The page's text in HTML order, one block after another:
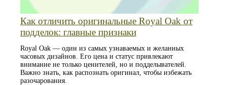
Как отличить оригинальные Royal Oak от
подделок: главные признаки
Royal Oak — один из самых узнаваемых и желанных
часовых дизайнов. Его цена и статус привлекают
внимание не только ценителей, но и подделывателей.
Важно знать, как распознать оригинал, чтобы избежать
разочарования.